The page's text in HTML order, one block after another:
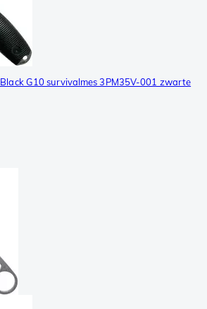
Black G10 survivalmes 3PM35V-001 zwarte